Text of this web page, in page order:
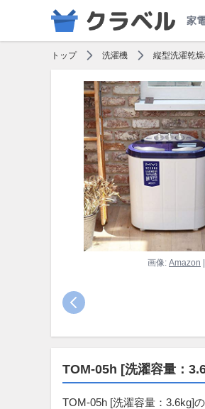
家
トップ 洗濯機 縦型洗濯乾
画像: Amazon
TOM-05h [洗濯容量：
TOM-05h [洗濯容量：3.6kg]